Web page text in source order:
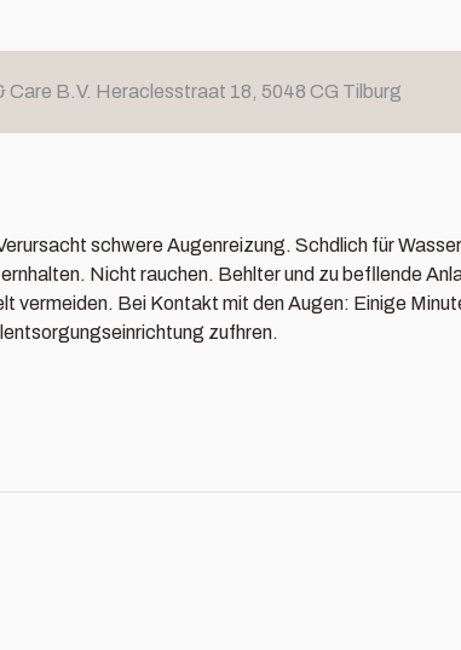
Care B.V. Heraclesstraat 18, 5048 CG Tilburg
schwere Augenreizung. Schdlich für
Nicht rauchen. Behlter und zu befllende
vermeiden. Bei Kontakt mit den Augen: Einige
zufhren.